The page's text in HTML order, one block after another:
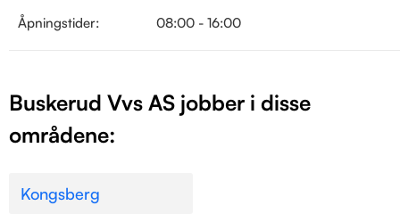
Åpningstider: 08:00 - 16:00
Buskerud Vvs AS jobber i disse
områdene:
Kongsberg